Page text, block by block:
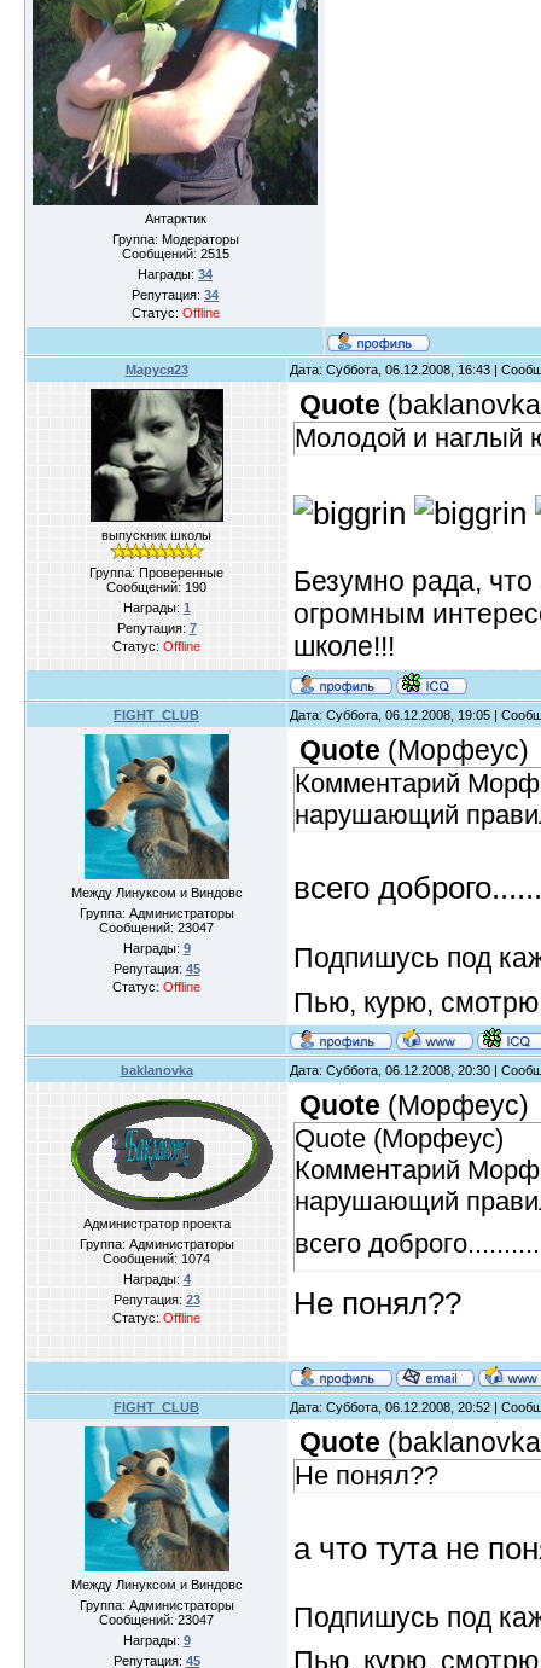
Антарктик
Группа: Модераторы
Сообщений: 2515
Награды: 34
Репутация: 34
Статус: Offline
Маруся23 Дата: Суббота, 06.12.2008, 16:43 |
выпускник школы
Группа: Проверенные
Сообщений: 190
Награды: 1
Репутация: 7
Статус: Offline
Quote (baklanovka
Молодой и наглый
Безумно рада, что
огромным
школе!!!
FIGHT_CLUB Дата: Суббота, 06.12.2008, 19:05 |
Между Линуксом и Виндовс
Группа: Администраторы
Сообщений: 23047
Награды: 9
Репутация: 45
Статус: Offline
Quote (Морфеус)
Комментарий
нарушающий
всего
Подпишусь под
Пью, курю, смотрю
baklanovka Дата: Суббота, 06.12.2008, 20:30 |
Администратор проекта
Группа: Администраторы
Сообщений: 1074
Награды: 4
Репутация: 23
Статус: Offline
Quote (Морфеус)
Quote (Морфеус)
Комментарий
нарушающий
всего
Не понял??
FIGHT_CLUB Дата: Суббота, 06.12.2008, 20:52 |
Между Линуксом и Виндовс
Группа: Администраторы
Сообщений: 23047
Награды: 9
Репутация: 45
Quote (baklanovka
Не понял??
а что тута не
Подпишусь под
Пью, курю, смотрю